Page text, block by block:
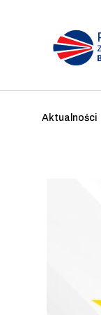
Main
Aktualności